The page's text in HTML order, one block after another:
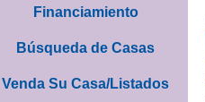
Financiamiento
Búsqueda de Casas
Venda Su Casa/Listados